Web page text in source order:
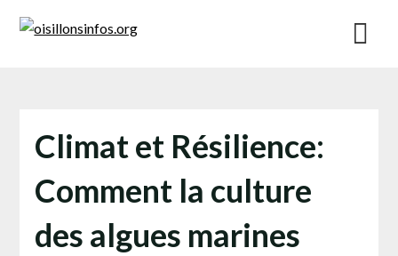
Climat et Résilience:
Comment la culture
des algues marines